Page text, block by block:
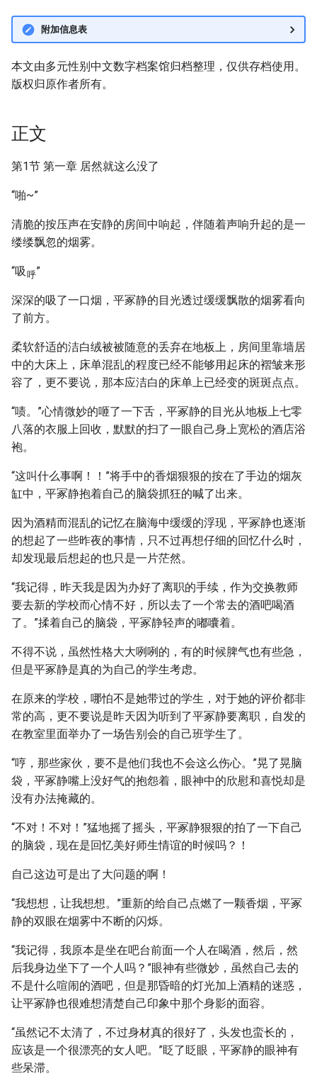
附加信息表
本文由多元性别中文数字档案馆归档整理，仅供存档使用。
版权归原作者所有。
正文
第1节 第一章 居然就这么没了
“啪~”
清脆的按压声在安静的房间中响起，伴随着声响升起的是一
缕缕飘忽的烟雾。
“吸 呼”
深深的吸了一口烟，平冢静的目光透过缓缓飘散的烟雾看向
了前方。
柔软舒适的洁白绒被被随意的丢弃在地板上，房间里靠墙居
中的大床上，床单混乱的程度已经不能够用起床的褶皱来形
容了，更不要说，那本应洁白的床单上已经变的斑斑点点。
“啧。”心情微妙的咂了一下舌，平冢静的目光从地板上七零
八落的衣服上回收，默默的扫了一眼自己身上宽松的酒店浴
袍。
“这叫什么事啊！！”将手中的香烟狠狠的按在了手边的烟灰
缸中，平冢静抱着自己的脑袋抓狂的喊了出来。
因为酒精而混乱的记忆在脑海中缓缓的浮现，平冢静也逐渐
的想起了一些昨夜的事情，只不过再想仔细的回忆什么时，
却发现最后想起的也只是一片茫然。
“我记得，昨天我是因为办好了离职的手续，作为交换教师
要去新的学校而心情不好，所以去了一个常去的酒吧喝酒
了。”揉着自己的脑袋，平冢静轻声的嘟囔着。
不得不说，虽然性格大大咧咧的，有的时候脾气也有些急，
但是平冢静是真的为自己的学生考虑。
在原来的学校，哪怕不是她带过的学生，对于她的评价都非
常的高，更不要说是昨天因为听到了平冢静要离职，自发的
在教室里面举办了一场告别会的自己班学生了。
“哼，那些家伙，要不是他们我也不会这么伤心。”晃了晃脑
袋，平冢静嘴上没好气的抱怨着，眼神中的欣慰和喜悦却是
没有办法掩藏的。
“不对！不对！”猛地摇了摇头，平冢静狠狠的拍了一下自己
的脑袋，现在是回忆美好师生情谊的时候吗？！
自己这边可是出了大问题的啊！
“我想想，让我想想。”重新的给自己点燃了一颗香烟，平冢
静的双眼在烟雾中不断的闪烁。
“我记得，我原本是坐在吧台前面一个人在喝酒，然后，然
后我身边坐下了一个人吗？”眼神有些微妙，虽然自己去的
不是什么喧闹的酒吧，但是那昏暗的灯光加上酒精的迷惑，
让平冢静也很难想清楚自己印象中那个身影的面容。
“虽然记不太清了，不过身材真的很好了，头发也蛮长的，
应该是一个很漂亮的女人吧。”眨了眨眼，平冢静的眼神有
些呆滞。